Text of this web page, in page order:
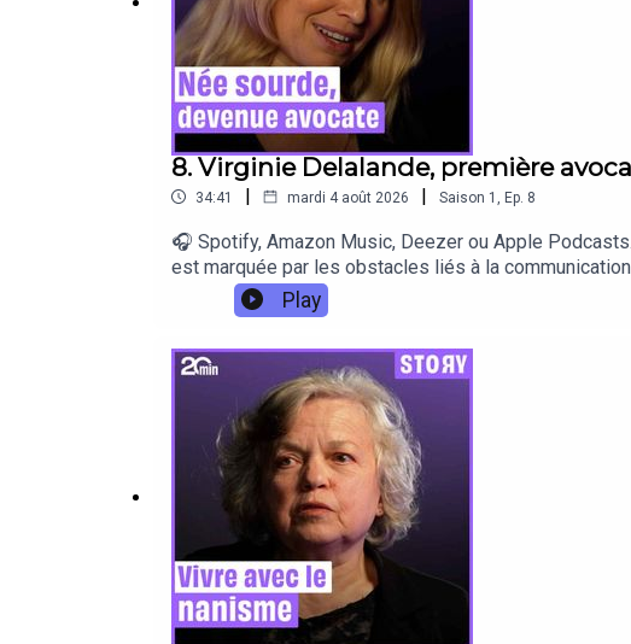
8. Virginie Delalande, première
34:41 | mardi 4 août 2026 | Saison 1 Ep. 8
🎧 Spotify, Amazon Music, Deezer ou Apple
est marquée par les obstacles liés à la
démarrage dans la vie d'adulte : comment elle a
dans ses études de droit et devenir la première
Play